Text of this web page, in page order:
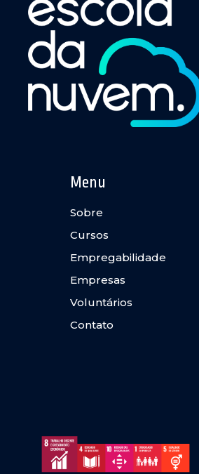
Menu
Sobre
Cursos
Empregabilidade
Empresas
Voluntários
Contato